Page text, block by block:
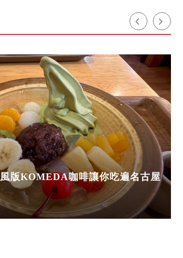
版KOMEDA咖啡讓你吃遍名古屋